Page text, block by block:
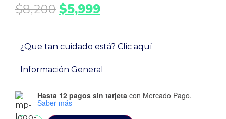
$8,200$5,999
¿Que tan cuidado está? Clic aquí
Información General
Hasta 12 pagos sin tarjeta con Mercado Pago.
Saber más